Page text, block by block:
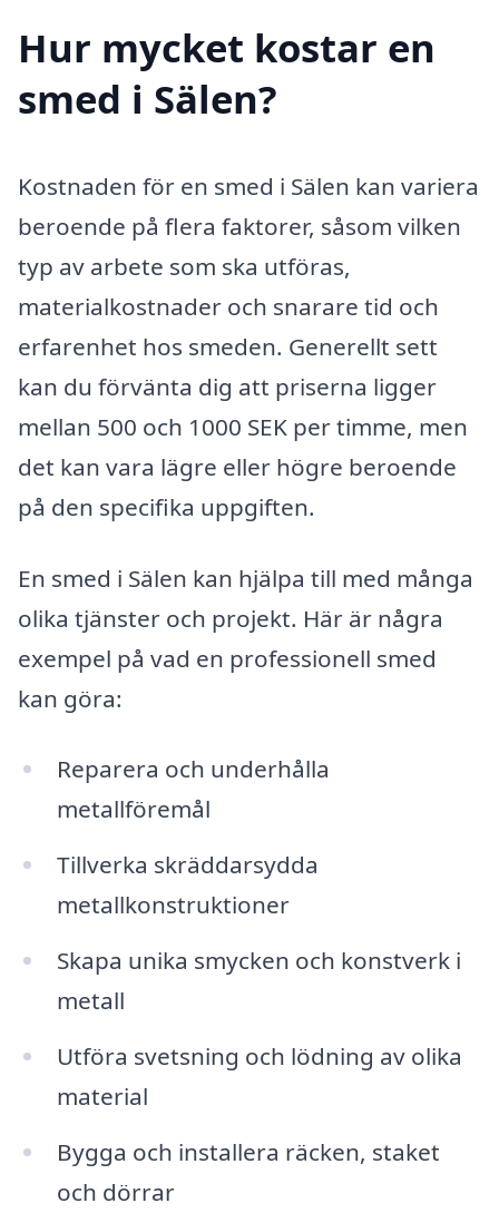
Hur mycket kostar en
smed i Sälen?
Kostnaden för en smed i Sälen kan variera
beroende på flera faktorer, såsom vilken
typ av arbete som ska utföras,
materialkostnader och snarare tid och
erfarenhet hos smeden. Generellt sett
kan du förvänta dig att priserna ligger
mellan 500 och 1000 SEK per timme, men
det kan vara lägre eller högre beroende
på den specifika uppgiften.
En smed i Sälen kan hjälpa till med många
olika tjänster och projekt. Här är några
exempel på vad en professionell smed
kan göra:
Reparera och underhålla
metallföremål
Tillverka skräddarsydda
metallkonstruktioner
Skapa unika smycken och konstverk i
metall
Utföra svetsning och lödning av olika
material
Bygga och installera räcken, staket
och dörrar